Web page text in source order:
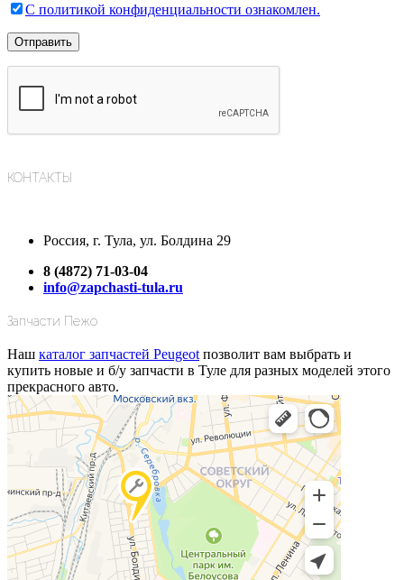
С политикой конфиденциальности ознакомлен.
КОНТАКТЫ
Россия, г. Тула, ул. Болдина 29
8 (4872) 71-03-04
info@zapchasti-tula.ru
Запчасти Пежо
Наш каталог запчастей Peugeot позволит вам выбрать и
купить новые и б/у запчасти в Туле для разных моделей этого
прекрасного авто.